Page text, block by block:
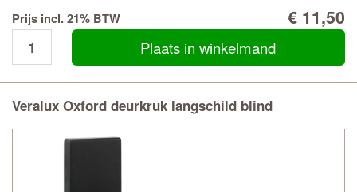
Prijs incl. 21% BTW
€ 11,50
Plaats in winkelmand
Veralux Oxford deurkruk langschild blind